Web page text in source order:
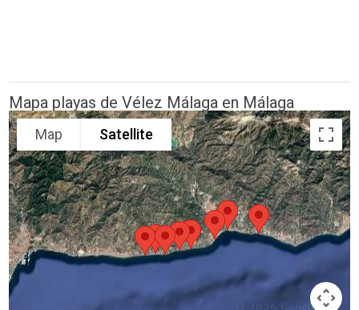
Mapa playas de Vélez Málaga en Málaga
Map Satellite